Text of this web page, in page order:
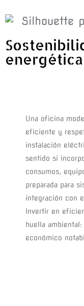
energética
Una oficina
eficiente y
instalación
sentido si
consumos,
preparada para
integración con
Invertir en
huella
económico